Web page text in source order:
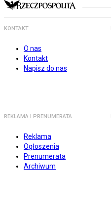
KONTAKT
O nas
Kontakt
Napisz do nas
REKLAMA I PRENUMERATA
Reklama
Ogłoszenia
Prenumerata
Archiwum